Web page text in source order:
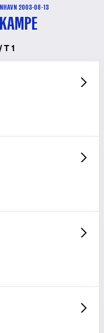
2003-08-13
T 1